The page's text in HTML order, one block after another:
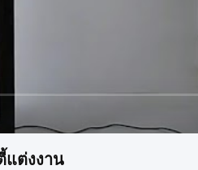
แต่งงาน